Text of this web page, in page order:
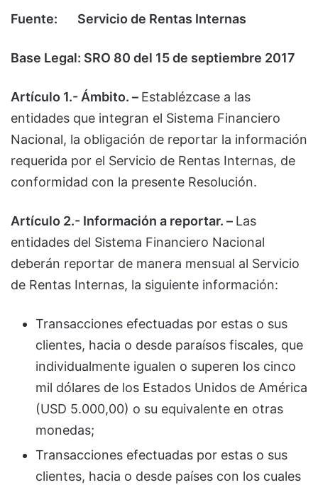
Fuente: Servicio de Rentas Internas
Base Legal: SRO 80 del 15 de septiembre 2017
Artículo 1.- Ámbito. – Establézcase a las
entidades que integran el Sistema Financiero
Nacional, la obligación de reportar la información
requerida por el Servicio de Rentas Internas, de
conformidad con la presente Resolución.
Artículo 2.- Información a reportar. – Las
entidades del Sistema Financiero Nacional
deberán reportar de manera mensual al Servicio
de Rentas Internas, la siguiente información:
Transacciones efectuadas por estas o sus
clientes, hacia o desde paraísos fiscales, que
individualmente igualen o superen los cinco
mil dólares de los Estados Unidos de América
(USD 5.000,00) o su equivalente en otras
monedas;
Transacciones efectuadas por estas o sus
clientes, hacia o desde países con los cuales